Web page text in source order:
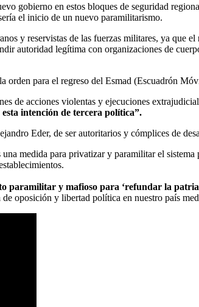
gobierno en estos bloques de seguridad
el inicio de un nuevo paramilitarismo.
y reservistas de las fuerzas militares, ya
autoridad legítima con organizaciones de
orden para el regreso del Esmad (Escuadrón
de acciones violentas y ejecuciones
intención de tercera política”.
Eder, de ser autoritarios y cómplices de
medida para privatizar y paramilitar el
paramilitar y mafioso para ‘refundar la
oposición y libertad política en nuestro país